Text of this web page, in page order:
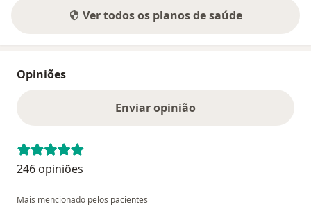
Ver todos os planos de saúde
Opiniões
Enviar opinião
246 opiniões
Mais mencionado pelos pacientes